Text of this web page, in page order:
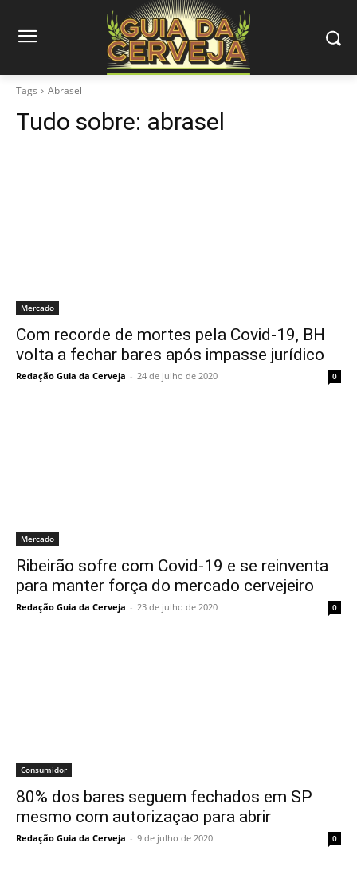
Tags Abrasel
Tudo sobre: abrasel
Mercado
Com recorde de mortes pela Covid-19, BH
volta a fechar bares após impasse jurídico
Redação Guia da Cerveja - 24 de julho de 2020 0
Mercado
Ribeirão sofre com Covid-19 e se reinventa
para manter força do mercado cervejeiro
Redação Guia da Cerveja - 23 de julho de 2020 0
Consumidor
80% dos bares seguem fechados em SP
mesmo com autorizaçao para abrir
Redação Guia da Cerveja - 9 de julho de 2020 0